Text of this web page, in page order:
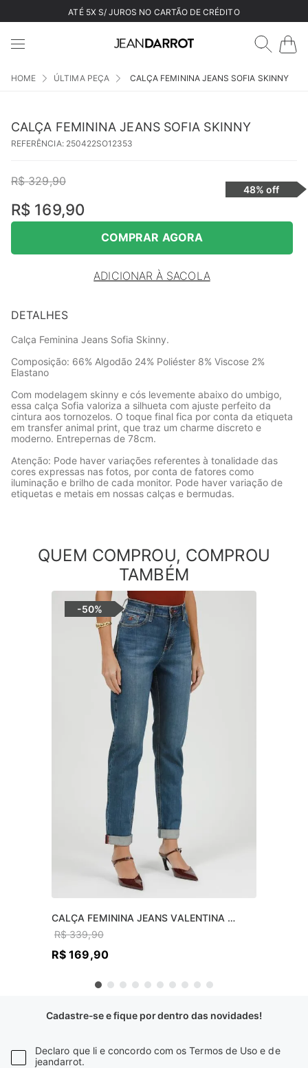
ATÉ 5X S/ JUROS NO CARTÃO DE CRÉDITO
ÚLTIMA PEÇA CALÇA FEMININA JEANS SOFIA SKINNY
CALÇA FEMININA JEANS SOFIA SKINNY
REFERÊNCIA: 250422SO12353
R$ 329,90
R$ 169,90
48% off
COMPRAR AGORA
ADICIONAR À SACOLA
DETALHES
Calça Feminina Jeans Sofia Skinny.
Composição: 66% Algodão 24% Poliéster 8% Viscose 2%
Elastano
Com modelagem skinny e cós levemente abaixo do umbigo,
essa calça Sofia valoriza a silhueta com ajuste perfeito da
cintura aos tornozelos. O toque final fica por conta da etiqueta
em transfer animal print, que traz um charme discreto e
moderno. Entrepernas de 78cm.
Atenção: Pode haver variações referentes à tonalidade das
cores expressas nas fotos, por conta de fatores como
iluminação e brilho de cada monitor. Pode haver variação de
etiquetas e metais em nossas calças e bermudas.
QUEM COMPROU, COMPROU
TAMBÉM
-50%
CALÇA FEMININA JEANS VALENTINA
SKINNY
R$ 339,90
R$ 169,90
Cadastre-se e fique por dentro das novidades!
Declaro que li e concordo com os Termos de Uso e de
jeandarrot.